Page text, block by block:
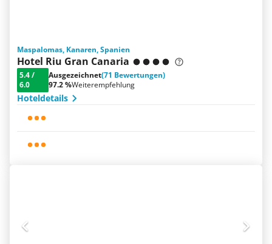
Maspalomas, Kanaren, Spanien
Hotel Riu Gran Canaria
5.4/
6.0
Ausgezeichnet(71 Bewertungen)
97.2 %Weiterempfehlung
Hoteldetails